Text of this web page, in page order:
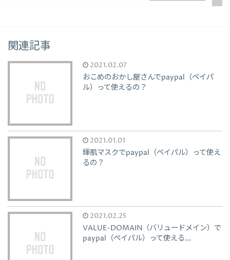
関連記事
2021.02.07
おこめのおかし屋さんでpaypal（ペイパ
ル）って使えるの？
2021.01.01
輝肌マスクでpaypal（ペイパル）って使え
るの？
2021.02.25
VALUE-DOMAIN（バリュードメイン）で
paypal（ペイパル）って使える...